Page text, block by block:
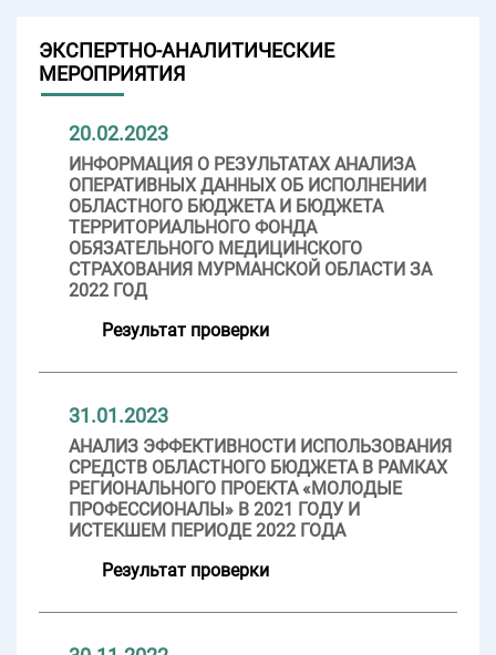
ЭКСПЕРТНО-АНАЛИТИЧЕСКИЕ
МЕРОПРИЯТИЯ
20.02.2023
ИНФОРМАЦИЯ О РЕЗУЛЬТАТАХ АНАЛИЗА
ОПЕРАТИВНЫХ ДАННЫХ ОБ ИСПОЛНЕНИИ
ОБЛАСТНОГО БЮДЖЕТА И БЮДЖЕТА
ТЕРРИТОРИАЛЬНОГО ФОНДА
ОБЯЗАТЕЛЬНОГО МЕДИЦИНСКОГО
СТРАХОВАНИЯ МУРМАНСКОЙ ОБЛАСТИ ЗА
2022 ГОД
Результат проверки
31.01.2023
АНАЛИЗ ЭФФЕКТИВНОСТИ ИСПОЛЬЗОВАНИЯ
СРЕДСТВ ОБЛАСТНОГО БЮДЖЕТА В РАМКАХ
РЕГИОНАЛЬНОГО ПРОЕКТА «МОЛОДЫЕ
ПРОФЕССИОНАЛЫ» В 2021 ГОДУ И
ИСТЕКШЕМ ПЕРИОДЕ 2022 ГОДА
Результат проверки